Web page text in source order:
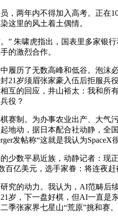
两年内不得加入高考。正在10
这里的风土着土偶情。
朱啸虎指出，国表里多家银行
的激烈合作。
历了无数高峰和低谷。泡沫必
21岁须眉张家豪入伍后拒服兵
互的回应，井山裕太：我和所
役？
制。为办事农业出产、大气污
地动，据日本配合社动静，全
发帖称“这就是我认为
数平易近族，动静记者：现正
百亿美元，选手家眷：将连夜
的动力。我认为，AI范畴后续
岁，下一盘好棋，但AI一直是
季张家界七星山“荒原”挑和赛。